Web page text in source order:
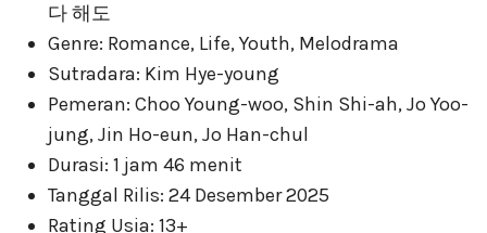
다 해도
Genre: Romance, Life, Youth, Melodrama
Sutradara: Kim Hye-young
Pemeran: Choo Young-woo, Shin Shi-ah, Jo Yoo-
jung, Jin Ho-eun, Jo Han-chul
Durasi: 1 jam 46 menit
Tanggal Rilis: 24 Desember 2025
Rating Usia: 13+